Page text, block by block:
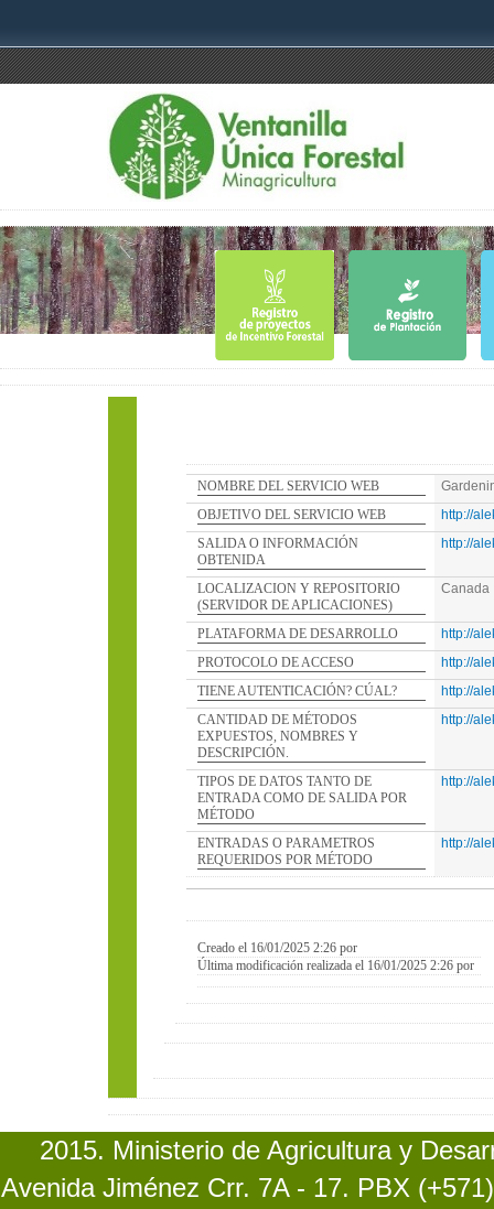
NOMBRE DEL SERVICIO WEB
OBJETIVO DEL SERVICIO WEB
http://
SALIDA O INFORMACIÓN
OBTENIDA
http://
LOCALIZACION Y REPOSITORIO
(SERVIDOR DE APLICACIONES)
Canada
PLATAFORMA DE DESARROLLO
http://
PROTOCOLO DE ACCESO
http://
TIENE AUTENTICACIÓN? CÚAL?
http://
CANTIDAD DE MÉTODOS
EXPUESTOS, NOMBRES Y
DESCRIPCIÓN.
http://
TIPOS DE DATOS TANTO DE
ENTRADA COMO DE SALIDA POR
MÉTODO
http://
ENTRADAS O PARAMETROS
REQUERIDOS POR MÉTODO
http://
Creado el 16/01/2025 2:26 por
Última modificación realizada el 16/01/2025 2:26 por
2015. Ministerio de Agricultura y
Avenida Jiménez Crr. 7A - 17. PBX